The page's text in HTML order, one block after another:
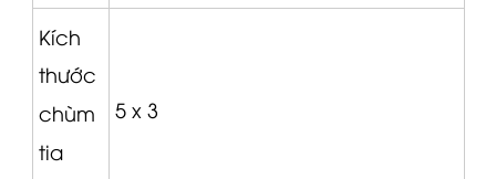
Kích
thước
chùm
tia
5 x 3